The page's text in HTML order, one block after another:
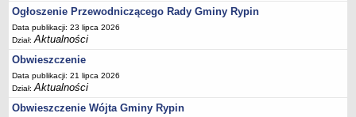
Interpretacje indywidualne
SPRAWY DO ZAŁATWIENIA
BUDOWA PRZYDOMOWYCH OCZYSZCZALNI ŚCIEKÓW -
DOFINANSOWANIE
Preferencyjny zakup węgla
Wykaz spraw
Ogłoszenie Przewodniczącego Rady Gminy Rypin
Data publikacji: 23 lipca 2026
Dział:Aktualności
Obwieszczenie
Data publikacji: 21 lipca 2026
Dział:Aktualności
Obwieszczenie Wójta Gminy Rypin